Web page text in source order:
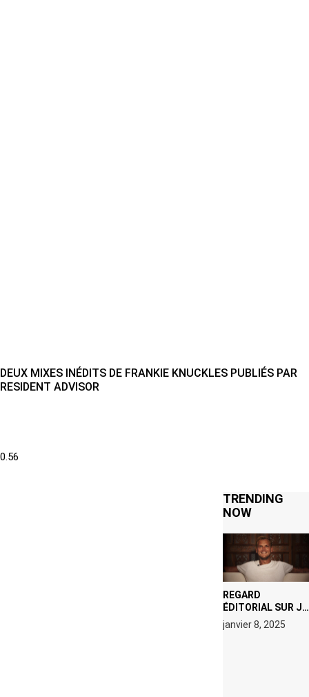
DEUX MIXES INÉDITS DE FRANKIE KNUCKLES PUBLIÉS PAR
RESIDENT ADVISOR
TRENDING
NOW
REGARD
ÉDITORIAL SUR JE
M’APPELLE TIM
(NETFLIX) : AVICII,
janvier 8, 2025